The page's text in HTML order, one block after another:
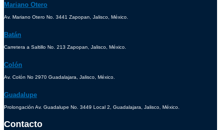
Mariano Otero
Av. Mariano Otero No. 3441 Zapopan, Jalisco, México.
Batán
Carretera a Saltillo No. 213 Zapopan, Jalisco, México.
Colón
Av. Colón No 2970 Guadalajara, Jalisco, México.
Guadalupe
Prolongación Av. Guadalupe No. 3449 Local 2, Guadalajara, Jalisco, México.
Contacto